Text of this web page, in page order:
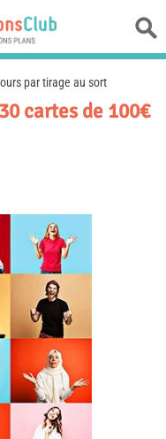
par tirage au sort
cartes de 100€